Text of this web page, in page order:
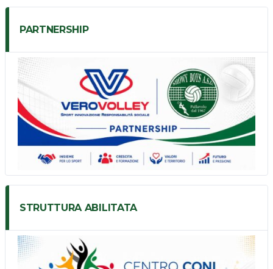
PARTNERSHIP
STRUTTURA ABILITATA